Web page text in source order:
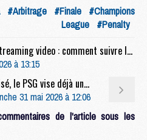
#Arbitrage #Finale #Champions
League #Penalty
Club : Chaîne TV, streaming video : comment suivre les célébrations du PSG en direct ?
à 13:15
Club : Le « back to back » réalisé, le PSG vise déjà une 3e étoile
31 mai 2026 à 12:06
de l'article sous les